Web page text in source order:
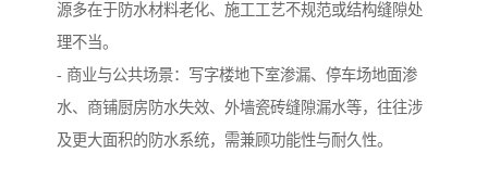
源多在于防水材料老化、施工工艺不规范或结构缝隙处
理不当。
- 商业与公共场景：写字楼地下室渗漏、停车场地面渗
水、商铺厨房防水失效、外墙瓷砖缝隙漏水等，往往涉
及更大面积的防水系统，需兼顾功能性与耐久性。